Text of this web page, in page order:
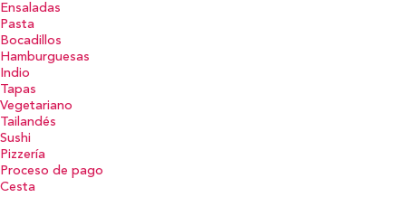
Ensaladas
Pasta
Bocadillos
Hamburguesas
Indio
Tapas
Vegetariano
Tailandés
Sushi
Pizzería
Proceso de pago
Cesta